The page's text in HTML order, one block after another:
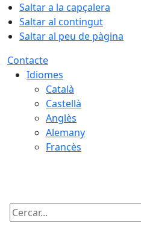
Saltar a la capçalera
Saltar al contingut
Saltar al peu de pàgina
Contacte
Idiomes
Català
Castellà
Anglès
Alemany
Francès
Cercar: